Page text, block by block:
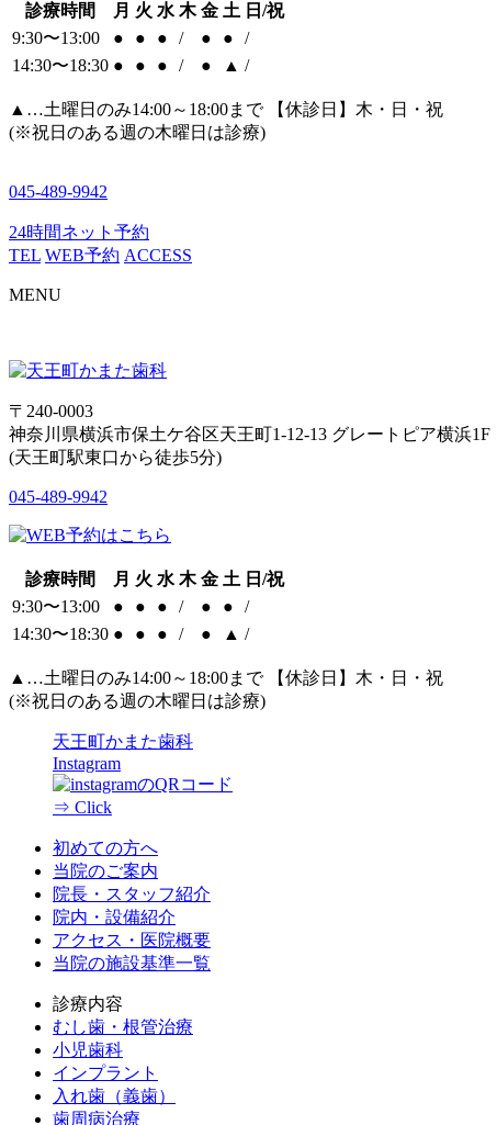
診療時間 月 火 水 木 金 土 日/祝
9:30〜13:00
● ● ● / ● ●
/
14:30〜18:30 ● ● ● / ● ▲ /
▲ …土曜日のみ14:00～18:00まで 【休診日】木・日・祝
(※祝日のある週の木曜日は診療)
045-489-9942
24時間ネット予約
TEL WEB予約 ACCESS
MENU
〒240-0003
神奈川県横浜市保土ケ谷区天王町1-12-13 グレートピア横浜1F
(天王町駅東口から徒歩5分)
045-489-9942
診療時間 月 火 水 木 金 土 日/祝
9:30〜13:00
● ● ● / ● ●
/
14:30〜18:30 ● ● ● / ● ▲ /
▲ …土曜日のみ14:00～18:00まで 【休診日】木・日・祝
(※祝日のある週の木曜日は診療)
天王町かまた歯科
Instagram
⇒ Click
初めての方へ
当院のご案内
院長・スタッフ紹介
院内・設備紹介
アクセス・医院概要
当院の施設基準一覧
診療内容
むし歯・根管治療
小児歯科
インプラント
入れ歯（義歯）
歯周病治療